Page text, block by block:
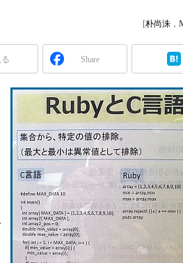
S＆OP
インダストリー4.0
イノベーション
製造業ビッグデータ
メイドインジャパン
植物工場
知財マネジメント
海外生産
グローバル設計・開発
[朴尚洙 ，
る Share